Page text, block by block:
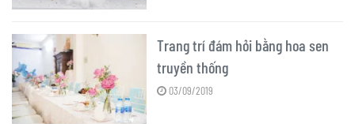
Trang trí đám hỏi bằng hoa sen
truyền thống
03/09/2019